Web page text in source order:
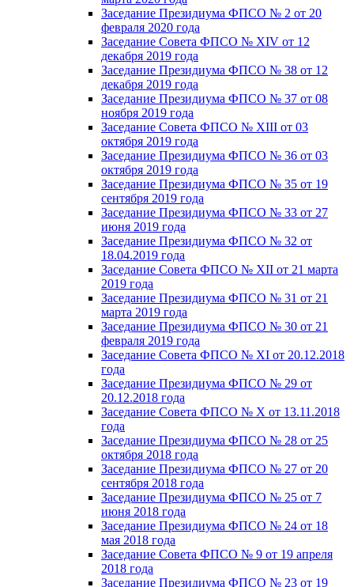
Заседание Президиума ФПСО № 2 от 20
февраля 2020 года
Заседание Совета ФПСО № XIV от 12
декабря 2019 года
Заседание Президиума ФПСО № 38 от 12
декабря 2019 года
Заседание Президиума ФПСО № 37 от 08
ноября 2019 года
Заседание Совета ФПСО № XIII от 03
октября 2019 года
Заседание Президиума ФПСО № 36 от 03
октября 2019 года
Заседание Президиума ФПСО № 35 от 19
сентября 2019 года
Заседание Президиума ФПСО № 33 от 27
июня 2019 года
Заседание Президиума ФПСО № 32 от
18.04.2019 года
Заседание Совета ФПСО № XII от 21 марта
2019 года
Заседание Президиума ФПСО № 31 от 21
марта 2019 года
Заседание Президиума ФПСО № 30 от 21
февраля 2019 года
Заседание Совета ФПСО № XI от 20.12.2018
года
Заседание Президиума ФПСО № 29 от
20.12.2018 года
Заседание Совета ФПСО № X от 13.11.2018
года
Заседание Президиума ФПСО № 28 от 25
октября 2018 года
Заседание Президиума ФПСО № 27 от 20
сентября 2018 года
Заседание Президиума ФПСО № 25 от 7
июня 2018 года
Заседание Президиума ФПСО № 24 от 18
мая 2018 года
Заседание Совета ФПСО № 9 от 19 апреля
2018 года
Заседание Президиума ФПСО № 23 от 19